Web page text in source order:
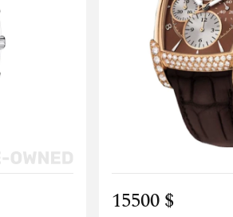
15500 $